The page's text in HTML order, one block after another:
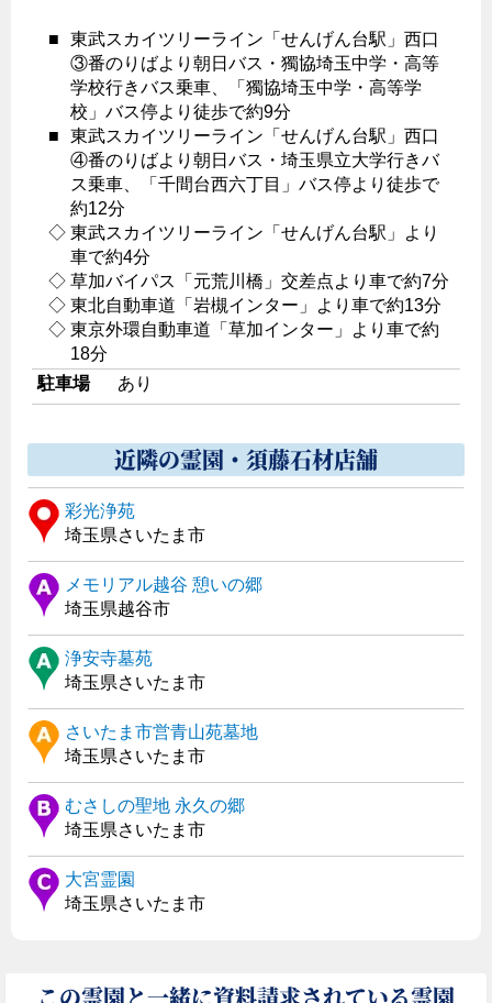
■
東武スカイツリーライン「せんげん台駅」西口
③番のりばより朝日バス・獨協埼玉中学・高等
学校行きバス乗車、「獨協埼玉中学・高等学
校」バス停より徒歩で約9分
■
東武スカイツリーライン「せんげん台駅」西口
④番のりばより朝日バス・埼玉県立大学行きバ
ス乗車、「千間台西六丁目」バス停より徒歩で
約12分
◇ 東武スカイツリーライン「せんげん台駅」より
車で約4分
◇ 草加バイパス「元荒川橋」交差点より車で約7分
◇ 東北自動車道「岩槻インター」より車で約13分
◇ 東京外環自動車道「草加インター」より車で約
18分
駐車場
あり
近隣の霊園・須藤石材店舗
彩光浄苑
埼玉県さいたま市
メモリアル越谷 憩いの郷
埼玉県越谷市
浄安寺墓苑
埼玉県さいたま市
さいたま市営青山苑墓地
埼玉県さいたま市
むさしの聖地 永久の郷
埼玉県さいたま市
大宮霊園
埼玉県さいたま市